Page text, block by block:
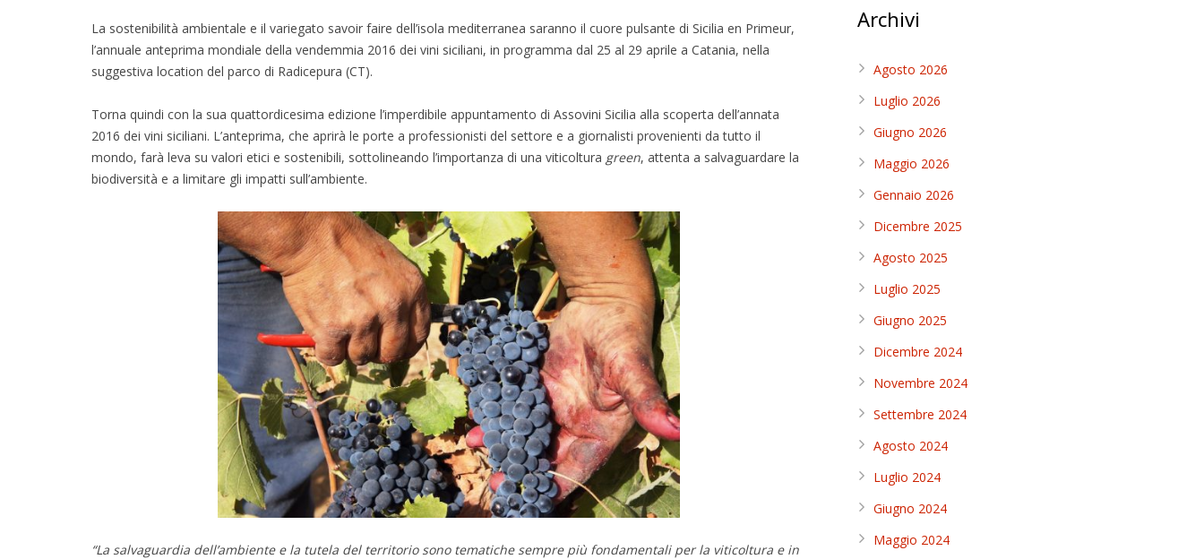
La sostenibilità ambientale e il variegato savoir faire dell’isola mediterranea saranno il cuore pulsante di Sicilia en Primeur,
l’annuale anteprima mondiale della vendemmia 2016 dei vini siciliani, in programma dal 25 al 29 aprile a Catania, nella
suggestiva location del parco di Radicepura (CT).
Torna quindi con la sua quattordicesima edizione l’imperdibile appuntamento di Assovini Sicilia alla scoperta dell’annata
2016 dei vini siciliani. L’anteprima, che aprirà le porte a professionisti del settore e a giornalisti provenienti da tutto il
mondo, farà leva su valori etici e sostenibili, sottolineando l’importanza di una viticoltura green, attenta a salvaguardare la
biodiversità e a limitare gli impatti sull’ambiente.
“La salvaguardia dell’ambiente e la tutela del territorio sono tematiche sempre più fondamentali per la viticoltura e in
Archivi
Agosto 2026
Luglio 2026
Giugno 2026
Maggio 2026
Gennaio 2026
Dicembre 2025
Agosto 2025
Luglio 2025
Giugno 2025
Dicembre 2024
Novembre 2024
Settembre 2024
Agosto 2024
Luglio 2024
Giugno 2024
Maggio 2024